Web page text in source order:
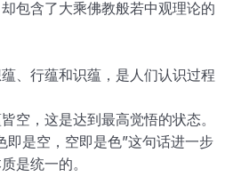
包含了大乘佛教般若中观理论的
、行蕴和识蕴，是人们认识过程
空，这是达到最高觉悟的状态。
即是空，空即是色”这句话进一步
是统一的。